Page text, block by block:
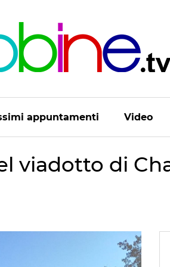
appuntamenti Video
viadotto di